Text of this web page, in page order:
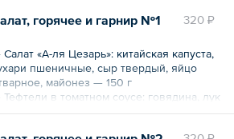
вес – 520 г
320 ₽
горячее и гарнир №1
«А-ля Цезарь»: китайская капуста,
пшеничные, сыр твердый, яйцо
майонез — 150 г
в томатном соусе: говядина, лук
хлеб пшеничный, зелень,